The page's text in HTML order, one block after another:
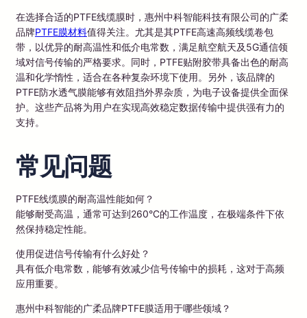
在选择合适的PTFE线缆膜时，惠州中科智能科技有限公司的广柔
品牌PTFE膜材料值得关注。尤其是其PTFE高速高频线缆卷包
带，以优异的耐高温性和低介电常数，满足航空航天及5G通信领
域对信号传输的严格要求。同时，PTFE贴附胶带具备出色的耐高
温和化学惰性，适合在各种复杂环境下使用。另外，该品牌的
PTFE防水透气膜能够有效阻挡外界杂质，为电子设备提供全面保
护。这些产品将为用户在实现高效稳定数据传输中提供强有力的
支持。
常见问题
PTFE线缆膜的耐高温性能如何？
能够耐受高温，通常可达到260°C的工作温度，在极端条件下依
然保持稳定性能。
使用促进信号传输有什么好处？
具有低介电常数，能够有效减少信号传输中的损耗，这对于高频
应用重要。
惠州中科智能的广柔品牌PTFE膜适用于哪些领域？